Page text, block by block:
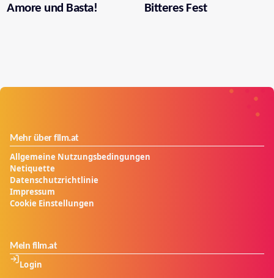
Amore und Basta! Bitteres Fest
Mehr über film.at
Allgemeine Nutzungsbedingungen
Netiquette
Datenschutzrichtlinie
Impressum
Cookie Einstellungen
Mein film.at
Login